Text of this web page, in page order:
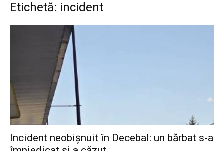
Etichetă: incident
Incident neobișnuit în Decebal: un bărbat s-a